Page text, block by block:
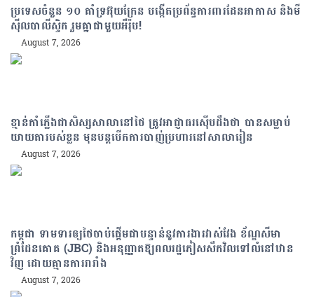
ប្រទេសចំនួន ១០ គាំទ្រអ៊ុយក្រែន បង្កើតប្រព័ន្ធការពារដែនអាកាស និងមី
ស៊ីលបាលីស្ទិក រួមគ្នាជាមួយអឺរ៉ុប!
August 7, 2026
ខ្មាន់កាំភ្លើងជាសិស្សសាលានៅថៃ ត្រូវអាជ្ញាធរស៊ើបដឹងថា បានសម្លាប់
យាយតារបស់ខ្លួន មុនបន្តបើកការបាញ់ប្រហារនៅសាលារៀន
August 7, 2026
កម្ពុជា ទាមទារឲ្យថៃចាប់ផ្តើមជាបន្ទាន់នូវការងារវាស់វែង ខ័ណ្ឌសីមា
ព្រំដែនគោគ (JBC) និងអនុញ្ញាតឱ្យពលរដ្ឋភៀសសឹកវិលទៅលំនៅឋាន
វិញ ដោយគ្មានការរារាំង
August 7, 2026